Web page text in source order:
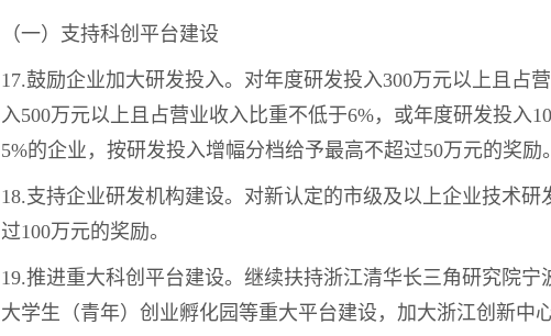
（一）支持科创平台建设
17.鼓励企业加大研发投入。对年度研发投入300万元以上且占
入500万元以上且占营业收入比重不低于6%，或年度研发投入
5%的企业，按研发投入增幅分档给予最高不超过50万元的奖励
18.支持企业研发机构建设。对新认定的市级及以上企业技术
过100万元的奖励。
19.推进重大科创平台建设。继续扶持浙江清华长三角研究院宁
大学生（青年）创业孵化园等重大平台建设，加大浙江创新中